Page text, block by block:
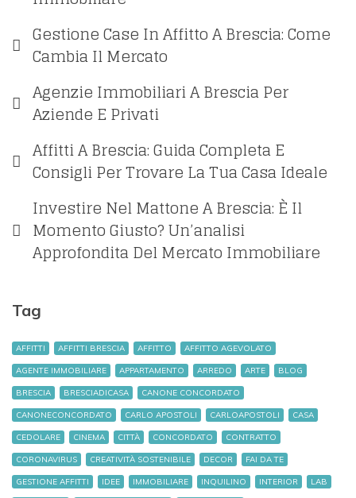
Gestione Case In Affitto A Brescia: Come
Cambia Il Mercato
Agenzie Immobiliari A Brescia Per
Aziende E Privati
Affitti A Brescia: Guida Completa E
Consigli Per Trovare La Tua Casa Ideale
Investire Nel Mattone A Brescia: È Il
Momento Giusto? Un’analisi
Approfondita Del Mercato Immobiliare
Tag
AFFITTI AFFITTI BRESCIA AFFITTO AFFITTO AGEVOLATO
AGENTE IMMOBILIARE APPARTAMENTO ARREDO ARTE BLOG
BRESCIA BRESCIADICASA CANONE CONCORDATO
CANONECONCORDATO CARLO APOSTOLI CARLOAPOSTOLI CASA
CEDOLARE CINEMA CITTÀ CONCORDATO CONTRATTO
CORONAVIRUS CREATIVITÀ SOSTENIBILE DECOR FAI DA TE
GESTIONE AFFITTI IDEE IMMOBILIARE INQUILINO INTERIOR LAB